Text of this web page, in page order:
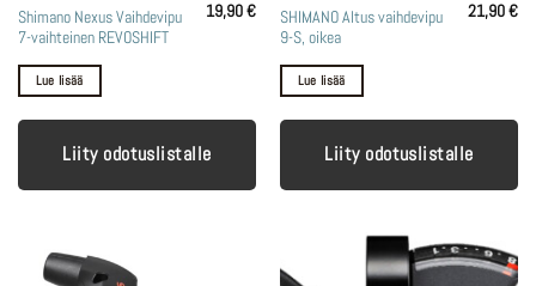
Shimano Nexus Vaihdevipu
7-vaihteinen REVOSHIFT
19,90€
Lue lisää
Liity odotuslistalle
SHIMANO Altus vaihdevipu
9-S, oikea
21,90€
Lue lisää
Liity odotuslistalle